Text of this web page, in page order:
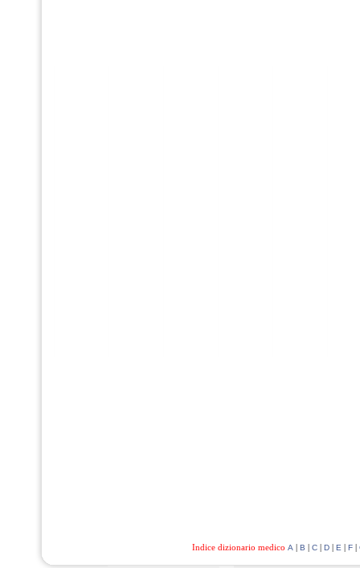
Indice dizionario medico A | B | C| D| E | F|